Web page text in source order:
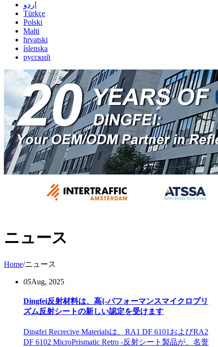
اردو
Türkçe
Polski
Malti
hrvatski
íslenska
русский
ニュース
Home/ニュース
05Aug, 2025
Dingfei反射材料は、高{-パフォーマンスマイクロプリ
ズム反射シートの新しい認定を受けます
Dingfei Recrecive Materialsは、RA1 DF 6101およびRA2
DF 6102 MicroPrismatic Retro -反射シート製品が、名誉